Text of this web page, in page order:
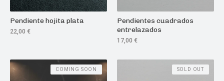
Pendiente hojita plata
22,00 €
Pendientes cuadrados
entrelazados
17,00 €
COMING SOON SOLD OUT